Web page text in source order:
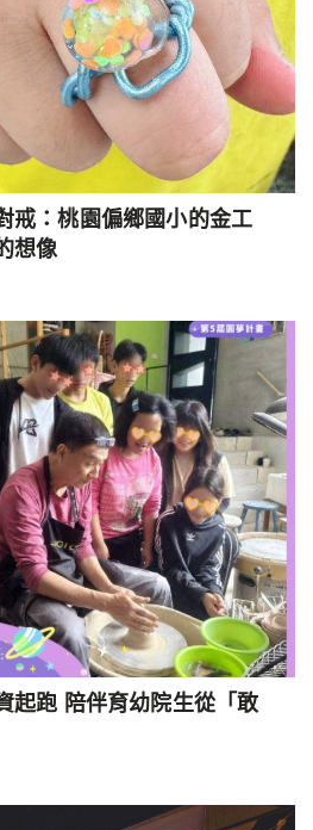
戒：桃園偏鄉國小的金工
想像
起跑 陪伴育幼院生從「敢